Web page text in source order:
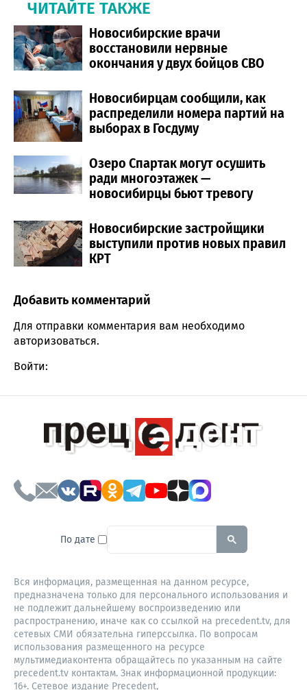
ЧИТАЙТЕ ТАКЖЕ
Новосибирские врачи
восстановили нервные
окончания у двух бойцов СВО
Новосибирцам сообщили, как
распределили номера партий на
выборах в Госдуму
Озеро Спартак могут осушить
ради многоэтажек —
новосибирцы бьют тревогу
Новосибирские застройщики
выступили против новых правил
КРТ
Comment section
Добавить комментарий
Для отправки комментария вам необходимо
авторизоваться.
Войти:
По дате To search this site, enter a
Вся информация, размещенная на данном ресурсе,
предназначена только для персонального использования и
не подлежит дальнейшему воспроизведению или
распространению, иначе как со ссылкой на precedent.tv, для
сетевых СМИ обязательна гиперссылка. По вопросам
использования размещенного на ресурсе
мультимедиаконтента обращайтесь по указанным на сайте
precedent.tv контактам. Знак информационной продукции:
16+. Сетевое издание Precedent,